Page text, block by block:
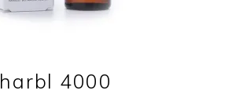
harbl 4000